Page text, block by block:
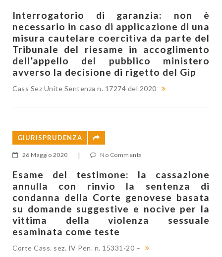
Interrogatorio di garanzia: non è
necessario in caso di applicazione di una
misura cautelare coercitiva da parte del
Tribunale del riesame in accoglimento
dell’appello del pubblico ministero
avverso la decisione di rigetto del Gip
Cass Sez Unite Sentenza n. 17274 del 2020
GIURISPRUDENZA
26 Maggio 2020 | No Comments
Esame del testimone: la cassazione
annulla con rinvio la sentenza di
condanna della Corte genovese basata
su domande suggestive e nocive per la
vittima della violenza sessuale
esaminata come teste
Corte Cass. sez. IV Pen. n. 15331-20 –